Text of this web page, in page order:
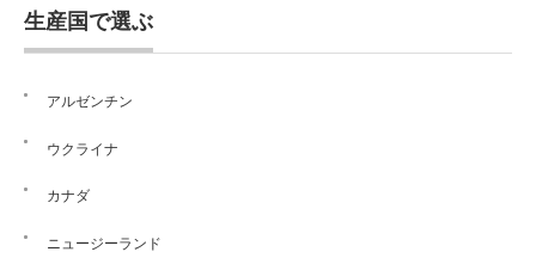
生産国で選ぶ
アルゼンチン
ウクライナ
カナダ
ニュージーランド